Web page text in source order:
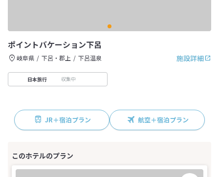
ポイントバケーション下呂
施設詳細
岐阜県 下呂・郡上 下呂温泉
日本旅行 収集中
JR＋宿泊プラン 航空＋宿泊プラン